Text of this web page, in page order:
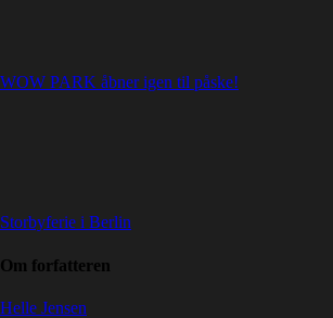
WOW PARK åbner igen til påske!
Storbyferie i Berlin
Om forfatteren
Helle Jensen